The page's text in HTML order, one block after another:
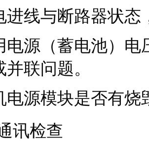
进线与断路器状
电源（蓄电池）
联问题。
电源模块是否有烧
讯检查